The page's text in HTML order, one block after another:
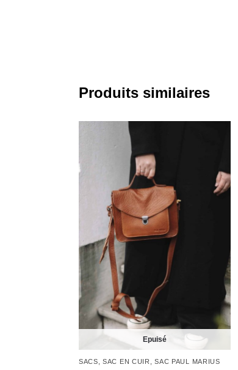
Produits similaires
Epuisé
SACS ,SAC EN CUIR ,SAC PAUL MARIUS